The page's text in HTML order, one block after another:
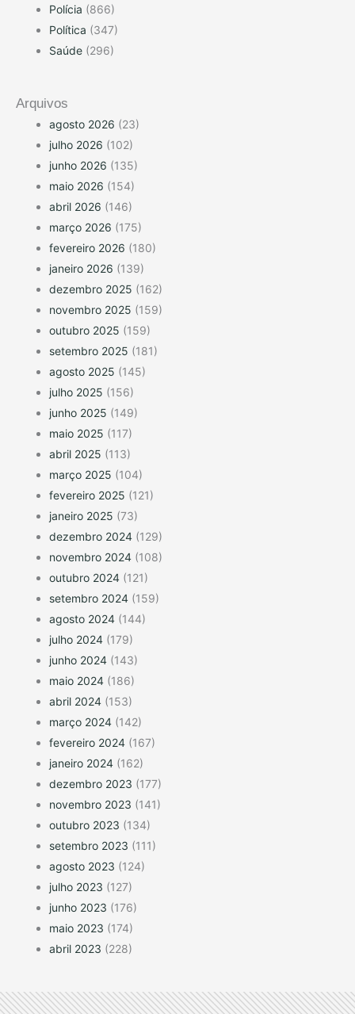
Polícia (866)
Política (347)
Saúde (296)
Arquivos
agosto 2026 (23)
julho 2026 (102)
junho 2026 (135)
maio 2026 (154)
abril 2026 (146)
março 2026 (175)
fevereiro 2026 (180)
janeiro 2026 (139)
dezembro 2025 (162)
novembro 2025 (159)
outubro 2025 (159)
setembro 2025 (181)
agosto 2025 (145)
julho 2025 (156)
junho 2025 (149)
maio 2025 (117)
abril 2025 (113)
março 2025 (104)
fevereiro 2025 (121)
janeiro 2025 (73)
dezembro 2024 (129)
novembro 2024 (108)
outubro 2024 (121)
setembro 2024 (159)
agosto 2024 (144)
julho 2024 (179)
junho 2024 (143)
maio 2024 (186)
abril 2024 (153)
março 2024 (142)
fevereiro 2024 (167)
janeiro 2024 (162)
dezembro 2023 (177)
novembro 2023 (141)
outubro 2023 (134)
setembro 2023 (111)
agosto 2023 (124)
julho 2023 (127)
junho 2023 (176)
maio 2023 (174)
abril 2023 (228)